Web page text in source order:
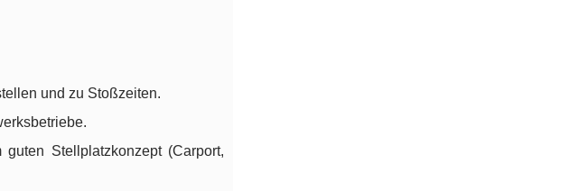
und zu Stoßzeiten.
Stellplatzkonzept (Carport,